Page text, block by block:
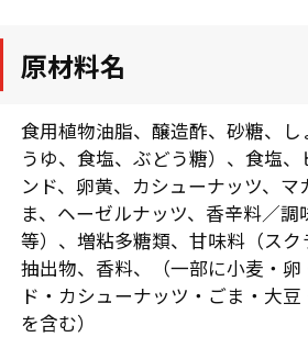
原材料名
食用植物油脂、醸造酢、砂糖、し
うゆ、食塩、ぶどう糖）、食塩
ンド、卵黄、カシューナッツ、マ
ま、ヘーゼルナッツ、香辛料／調
等）、増粘多糖類、甘味料（ス
抽出物、香料、（一部に小麦・
ド・カシューナッツ・ごま・大
を含む）